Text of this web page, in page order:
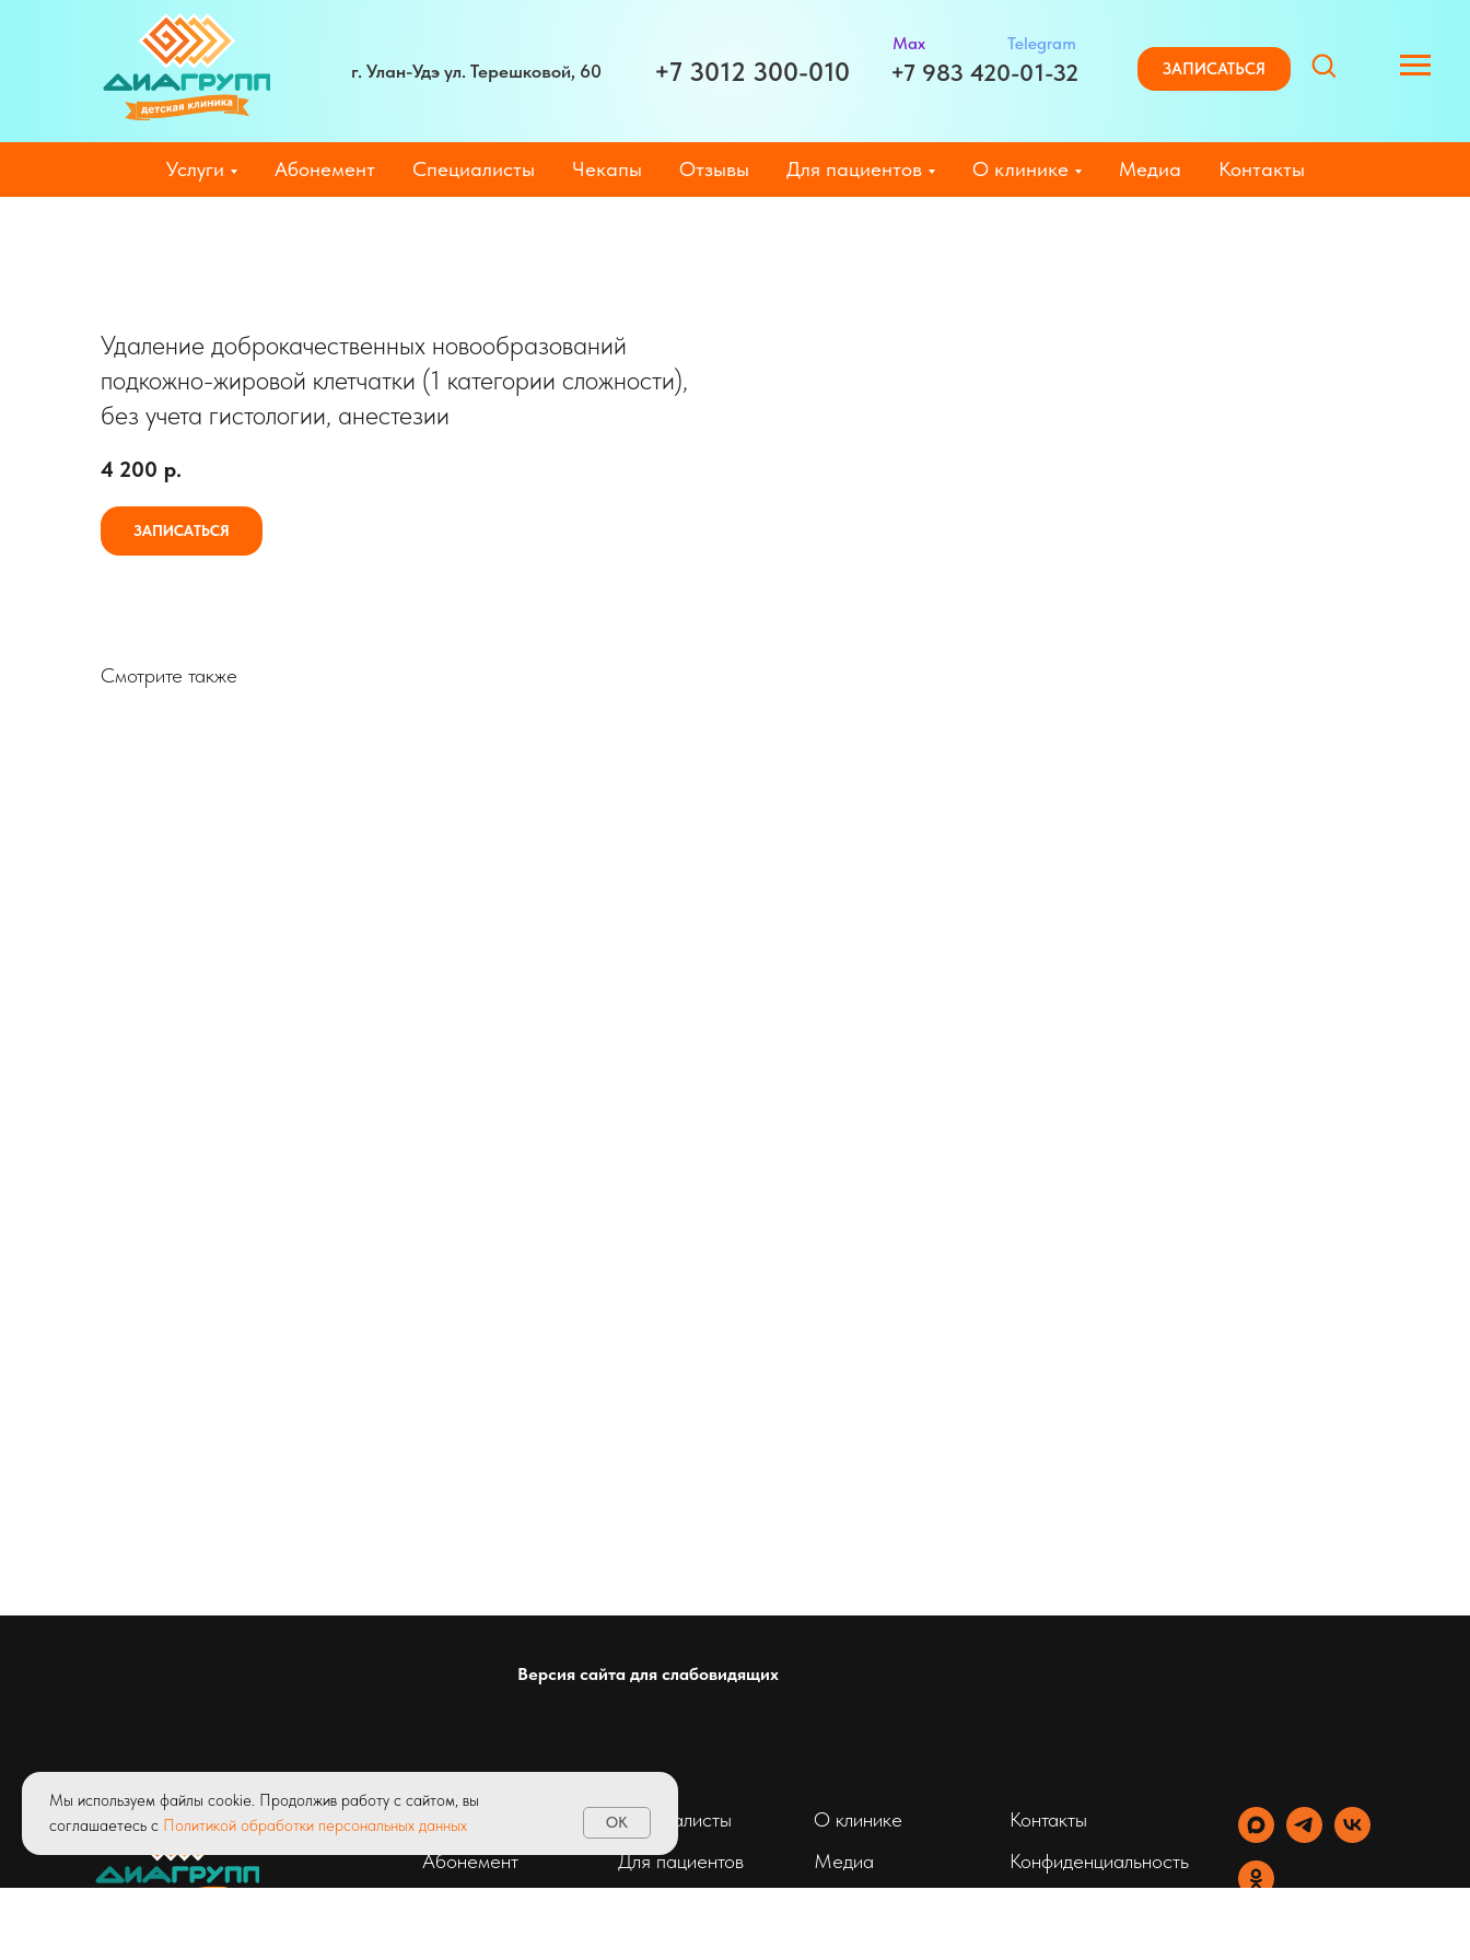
ЗАПИСАТЬСЯ
+7 3012 300-010 +7 983 420-01-32
Max Telegram
г. Улан-Удэ ул. Терешковой, 60
Услуги Абонемент Специалисты Чекапы Отзывы Для пациентов О клинике Медиа Контакты
Мы используем файлы cookie. Продолжив работу с сайтом, вы
соглашаетесь с Политикой обработки персональных данных OK
Удаление доброкачественных новообразований
подкожно-жировой клетчатки (1 категории сложности),
без учета гистологии, анестезии
4 200 р.
ЗАПИСАТЬСЯ
Смотрите также
Версия сайта для слабовидящих
Услуги
Абонемент
Специалисты
Для пациентов
О клинике
Медиа
Контакты
Конфиденциальность